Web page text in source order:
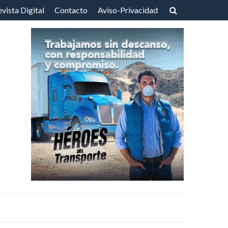
Digital Contacto Aviso-Privacidad